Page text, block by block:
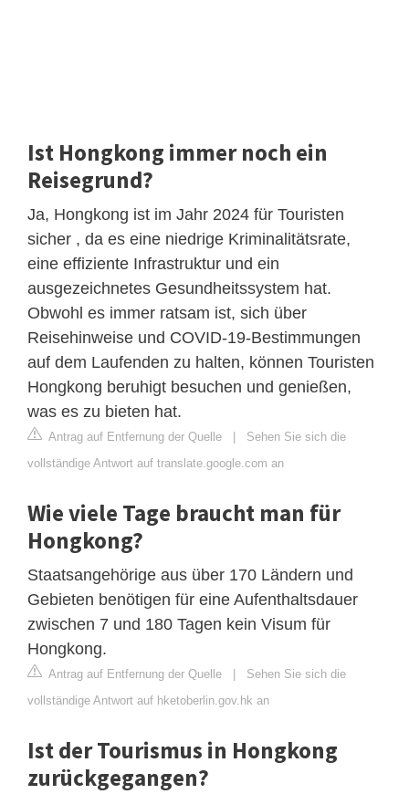
Ist Hongkong immer noch ein
Reisegrund?
Ja, Hongkong ist im Jahr 2024 für Touristen
sicher , da es eine niedrige Kriminalitätsrate,
eine effiziente Infrastruktur und ein
ausgezeichnetes Gesundheitssystem hat.
Obwohl es immer ratsam ist, sich über
Reisehinweise und COVID-19-Bestimmungen
auf dem Laufenden zu halten, können Touristen
Hongkong beruhigt besuchen und genießen,
was es zu bieten hat.
Antrag auf Entfernung der Quelle
Sehen Sie sich die
vollständige Antwort auf translate.google.com an
Wie viele Tage braucht man für
Hongkong?
Staatsangehörige aus über 170 Ländern und
Gebieten benötigen für eine Aufenthaltsdauer
zwischen 7 und 180 Tagen kein Visum für
Hongkong.
Antrag auf Entfernung der Quelle
Sehen Sie sich die
vollständige Antwort auf hketoberlin.gov.hk an
Ist der Tourismus in Hongkong
zurückgegangen?